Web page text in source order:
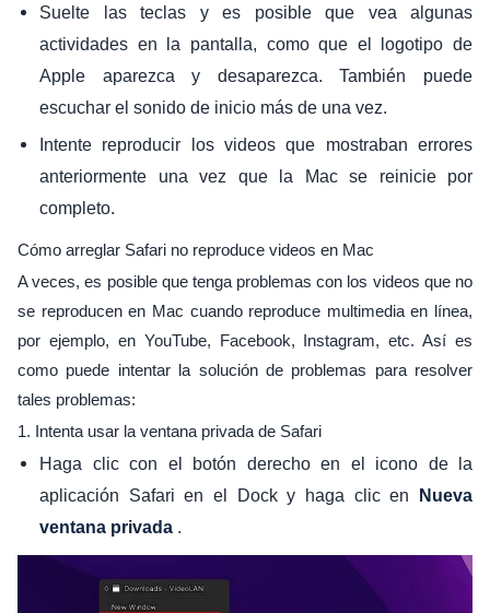
Suelte las teclas y es posible que vea algunas
actividades en la pantalla, como que el logotipo de
Apple aparezca y desaparezca. También puede
escuchar el sonido de inicio más de una vez.
Intente reproducir los videos que mostraban errores
anteriormente una vez que la Mac se reinicie por
completo.
Cómo arreglar Safari no reproduce videos en Mac
A veces, es posible que tenga problemas con los videos que no
se reproducen en Mac cuando reproduce multimedia en línea,
por ejemplo, en YouTube, Facebook, Instagram, etc. Así es
como puede intentar la solución de problemas para resolver
tales problemas:
1. Intenta usar la ventana privada de Safari
Haga clic con el botón derecho en el icono de la
aplicación Safari en el Dock y haga clic en
Nueva
ventana privada .